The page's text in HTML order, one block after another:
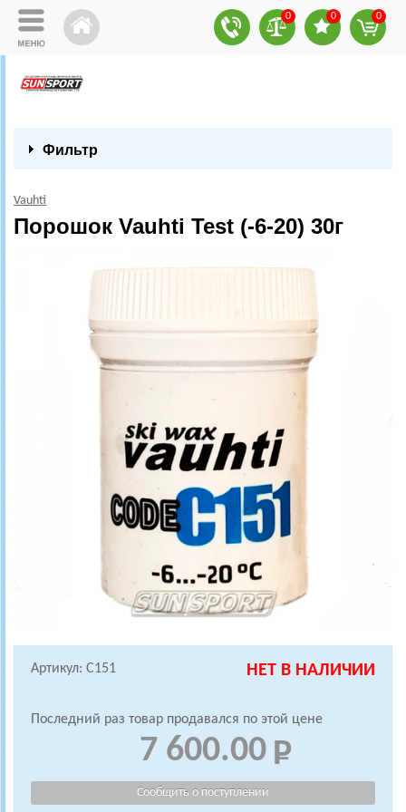
0 0 0
Фильтр
Vauhti
Порошок Vauhti Test (-6-20) 30г
Артикул: C151 НЕТ В НАЛИЧИИ
Последний раз товар продавался по этой цене
7 600.00